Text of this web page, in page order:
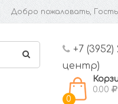
Добро пожаловать, Гость
+7
центр)
0
0.00